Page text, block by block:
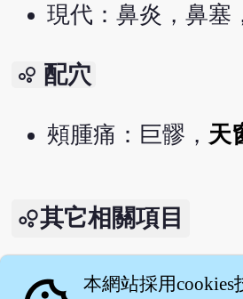
現代：鼻炎，鼻塞
bubble_chart 配穴
頰腫痛：巨髎， 天
其它相關項目
針灸大成 - 巨髎
本網站採用